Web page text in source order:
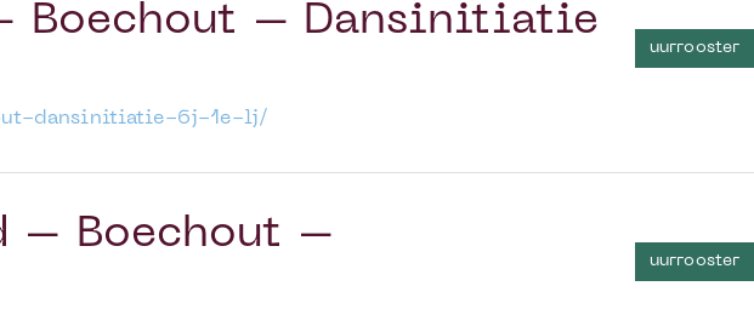
Boechout – Dansinitiatie
uurrooster
dansinitiatie-6j-1e-lj/
– Boechout –
uurrooster